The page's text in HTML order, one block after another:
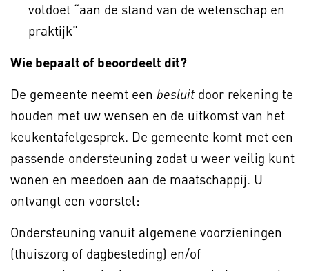
voldoet “aan de stand van de wetenschap en
praktijk”
Wie bepaalt of beoordeelt dit?
De gemeente neemt een besluit door rekening te
houden met uw wensen en de uitkomst van het
keukentafelgesprek. De gemeente komt met een
passende ondersteuning zodat u weer veilig kunt
wonen en meedoen aan de maatschappij. U
ontvangt een voorstel:
Ondersteuning vanuit algemene voorzieningen
(thuiszorg of dagbesteding) en/of